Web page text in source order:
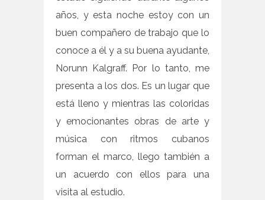
años, y esta noche estoy con un
buen compañero de trabajo que lo
conoce a él y a su buena ayudante,
Norunn Kalgraff. Por lo tanto, me
presenta a los dos. Es un lugar que
está lleno y mientras las coloridas
y emocionantes obras de arte y
música con ritmos cubanos
forman el marco, llego también a
un acuerdo con ellos para una
visita al estudio.